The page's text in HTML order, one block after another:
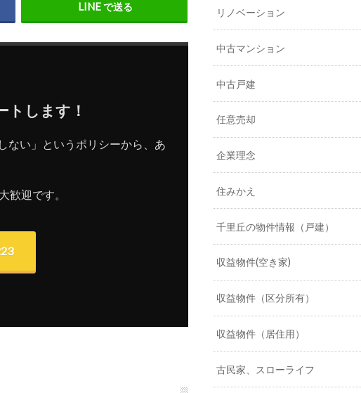
で送る
トします！
ない」というポリシーから、あ
歓迎です。
リノベーション
中古マンション
中古戸建
任意売却
企業理念
住みかえ
千里丘の物件情報（戸建）
収益物件(空き家)
収益物件（区分所有）
収益物件（居住用）
古民家、スローライフ